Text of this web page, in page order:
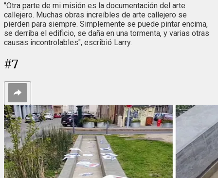
"Otra parte de mi misión es la documentación del arte
callejero. Muchas obras increíbles de arte callejero se
pierden para siempre. Simplemente se puede pintar encima,
se derriba el edificio, se daña en una tormenta, y varias otras
causas incontrolables", escribió Larry.
#7